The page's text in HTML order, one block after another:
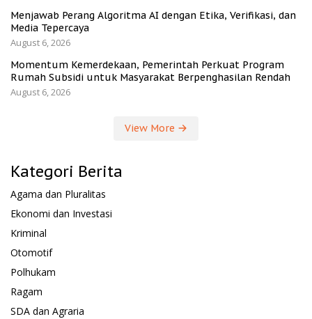
Menjawab Perang Algoritma AI dengan Etika, Verifikasi, dan
Media Tepercaya
August 6, 2026
Momentum Kemerdekaan, Pemerintah Perkuat Program
Rumah Subsidi untuk Masyarakat Berpenghasilan Rendah
August 6, 2026
View More
Kategori Berita
Agama dan Pluralitas
Ekonomi dan Investasi
Kriminal
Otomotif
Polhukam
Ragam
SDA dan Agraria